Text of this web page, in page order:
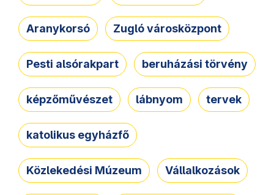
Aranykorsó Zugló városközpont
Pesti alsórakpart beruházási törvény
képzőművészet lábnyom tervek
katolikus egyházfő
Közlekedési Múzeum Vállalkozások